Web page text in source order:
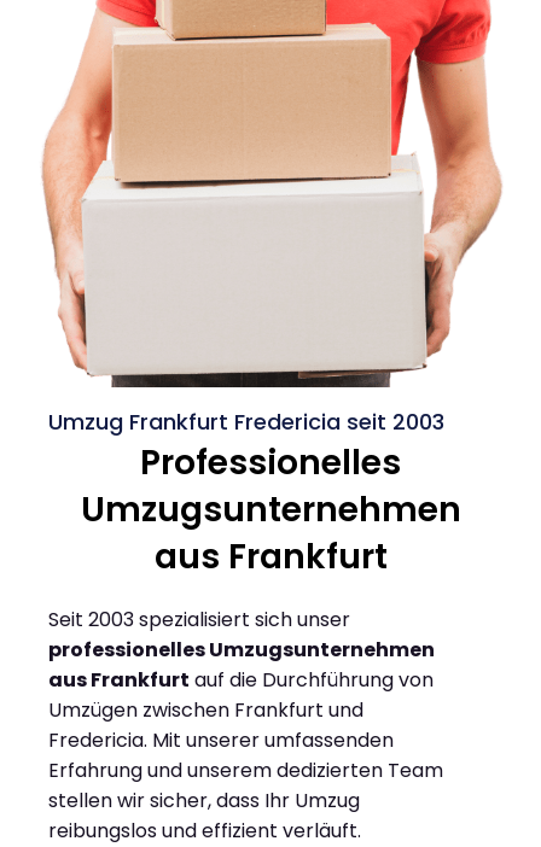
Umzug Frankfurt Fredericia seit 2003
Professionelles
Umzugsunternehmen
aus Frankfurt
Seit 2003 spezialisiert sich unser
professionelles Umzugsunternehmen
aus Frankfurt auf die Durchführung von
Umzügen zwischen Frankfurt und
Fredericia. Mit unserer umfassenden
Erfahrung und unserem dedizierten Team
stellen wir sicher, dass Ihr Umzug
reibungslos und effizient verläuft.